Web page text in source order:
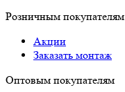
Розничным покупателям
Акции
Заказать монтаж
Оптовым покупателям